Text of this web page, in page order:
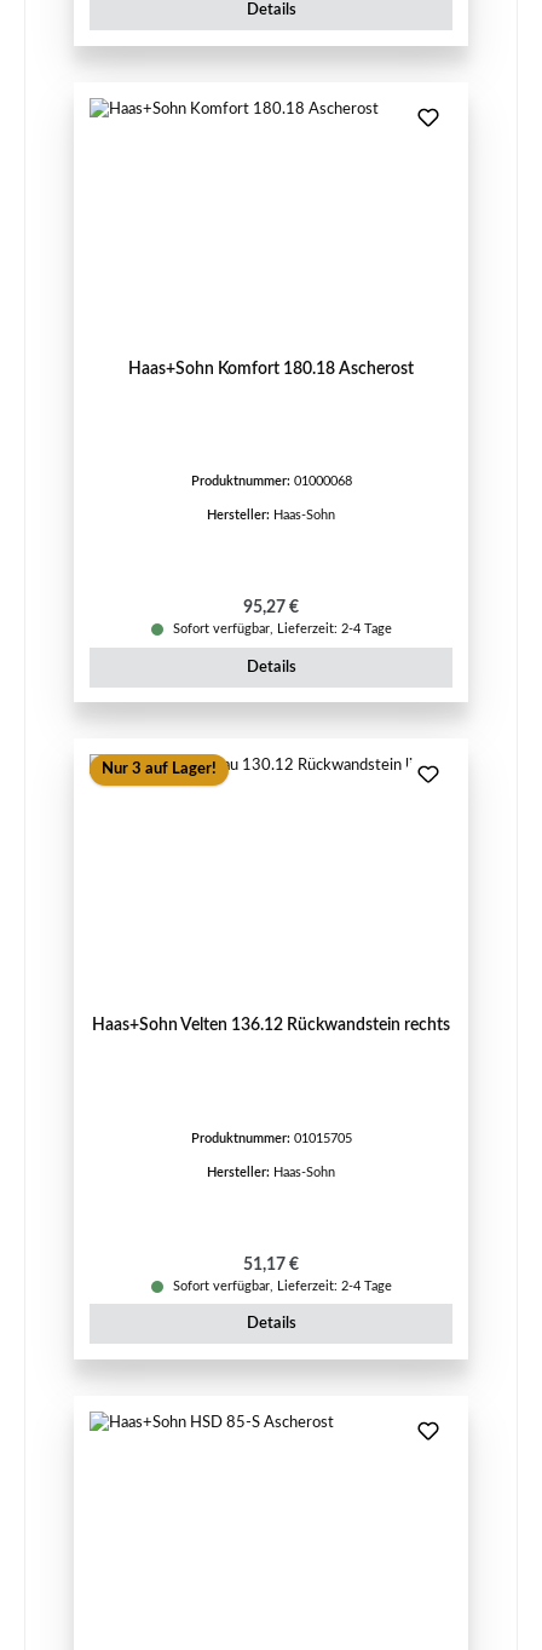
Details
Haas+Sohn Komfort 180.18 Ascherost
Produktnummer: 01000068
Hersteller: Haas-Sohn
Regulärer Preis:
95,27 €
Sofort verfügbar, Lieferzeit: 2-4 Tage
Details
Nur 3 auf Lager!
Haas+Sohn Velten 136.12 Rückwandstein rechts
Produktnummer: 01015705
Hersteller: Haas-Sohn
Regulärer Preis:
51,17 €
Sofort verfügbar, Lieferzeit: 2-4 Tage
Details